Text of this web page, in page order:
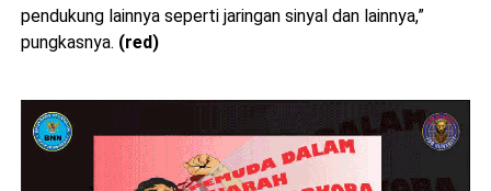
pendukung lainnya seperti jaringan sinyal dan lainnya,”
pungkasnya. (red)